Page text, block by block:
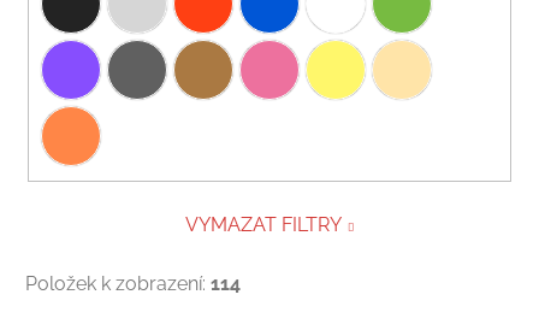
VYMAZAT FILTRY
Položek k zobrazení: 114